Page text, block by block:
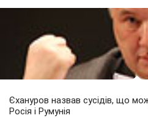
Єхануров назвав сусідів, що
Росія і Румунія